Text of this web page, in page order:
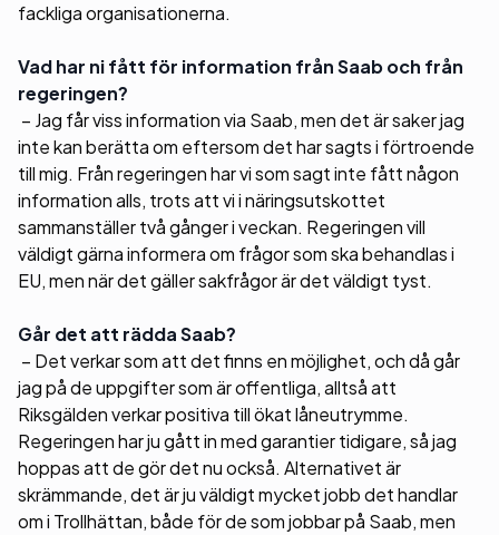
fackliga organisationerna.
Vad har ni fått för information från Saab och från
regeringen?
– Jag får viss information via Saab, men det är saker jag
inte kan berätta om eftersom det har sagts i förtroende
till mig. Från regeringen har vi som sagt inte fått någon
information alls, trots att vi i näringsutskottet
sammanställer två gånger i veckan. Regeringen vill
väldigt gärna informera om frågor som ska behandlas i
EU, men när det gäller sakfrågor är det väldigt tyst.
Går det att rädda Saab?
– Det verkar som att det finns en möjlighet, och då går
jag på de uppgifter som är offentliga, alltså att
Riksgälden verkar positiva till ökat låneutrymme.
Regeringen har ju gått in med garantier tidigare, så jag
hoppas att de gör det nu också. Alternativet är
skrämmande, det är ju väldigt mycket jobb det handlar
om i Trollhättan, både för de som jobbar på Saab, men